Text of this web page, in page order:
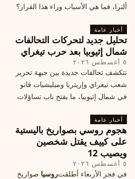
ألترا، فما هي الأسباب وراء هذا القرار؟
الأندرويد الأغلى في السوق؟
أخبار عامة
تحليل جديد لتحركات التحالفات
شمال إثيوبيا بعد حرب تيغراي
٥ أغسطس ٢٠٢٦
تتكشف تحالفات جديدة بين جبهة تحرير
شعب تيغراي وإريتريا وميليشيات فانو
في شمال إثيوبيا، ما يفتح باب تساؤلات
الخريطة السياسية.
أخبار عامة
هجوم روسي بصواريخ باليستية
على كييف يقتل شخصين
ويصيب 12
٥ أغسطس ٢٠٢٦
في فجر الأربعاء أطلقتروسيا صواريخ